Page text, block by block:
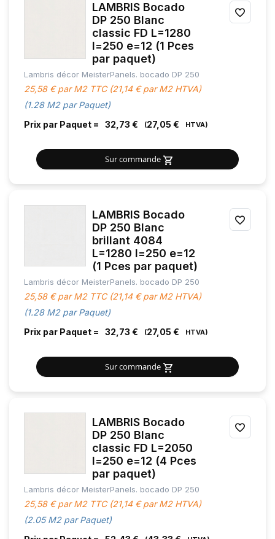
LAMBRIS Bocado
DP 250 Blanc
classic FD L=1280
l=250 e=12 (1 Pces
par paquet)
Lambris décor MeisterPanels. bocado DP 250
25,58 € par M2 TTC (21,14 € par M2 HTVA)
(1.28 M2 par Paquet)
Prix par Paquet =
32,73 € 27,05 €
Sur commande
LAMBRIS Bocado
DP 250 Blanc
brillant 4084
L=1280 l=250 e=12
(1 Pces par paquet)
Lambris décor MeisterPanels. bocado DP 250
25,58 € par M2 TTC (21,14 € par M2 HTVA)
(1.28 M2 par Paquet)
Prix par Paquet =
32,73 € 27,05 €
Sur commande
LAMBRIS Bocado
DP 250 Blanc
classic FD L=2050
l=250 e=12 (4 Pces
par paquet)
Lambris décor MeisterPanels. bocado DP 250
25,58 € par M2 TTC (21,14 € par M2 HTVA)
(2.05 M2 par Paquet)